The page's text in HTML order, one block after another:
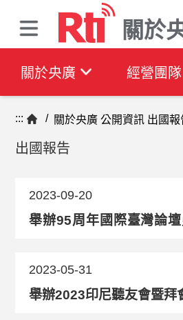
關於
關於央廣 經營團隊
::: / 關於央廣 公開資訊 出國報
出國報告
2023-09-20
舉辦95周年國際臺灣論
2023-05-31
舉辦2023印尼聽友會暨拜